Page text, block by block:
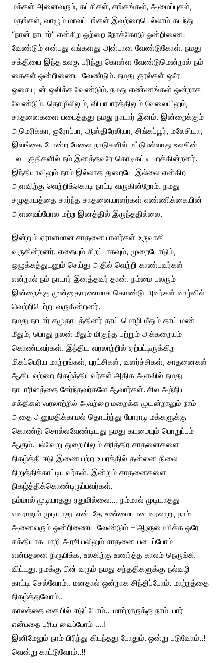
மக்கள் அனைவரும், கட்சிகள், சங்கங்கள், அமைப்புகள்,
மதங்கள், வாழும் மாவட்டங்கள் இவற்றையெல்லாம் கடந்து
“நான் நாடார்” என்கிற ஒற்றை நோக்கோடு ஒன்றிணைய
வேண்டும் என்பது எங்களது அன்பான வேண்டுகோள். நமது
சக்தியை இந்த உலகு புரிந்து கொள்ள வேண்டுமென்றால் நம்
கைகள் ஒன்றிணைய வேண்டும். நமது குரல்கள் ஒரே
ஓசையுடன் ஒலிக்க வேண்டும். நமது எண்ணங்கள் ஒன்றாக
வேண்டும். தொழிலிலும், வியாபாரத்திலும் வேலையிலும்,
சாதனைகளை படைத்தது நமது நாடார் இனம். இன்றைக்கும்
அமெரிக்கா, ஐரோப்பா, ஆஸ்திரேலியா, சிங்கப்பூர், மலேசியா,
இலங்கை போன்ற மேலை நாடுகளில் மட்டுமல்லாது உலகின்
பல பகுதிகளில் நம் இனத்தவரே கொடிகட்டி பறக்கின்றனர்.
இந்தியாவிலும் நாம் இல்லாத துறையே இல்லை என்கிற
அளவிற்கு வெற்றிக்கொடி நாட்டி வருகின்றோம். நமது
சமுதாயத்தை சார்ந்த சாதனையாளர்கள் எண்ணிக்கையின்
அளவைப்போல மற்ற இனத்தில் இருந்ததில்லை.
இன்றும் ஏராளமான சாதனையாளர்கள் உருவாகி
வருகின்றனர். எதையும் சிறப்பாகவும், முறையோடும்,
ஒழுக்கத்துடனும் செய்து அதில் வெற்றி காண்பவர்கள்
என்றால் நம் நாடார் இனத்தவர் தான். நம்மை பலரும்
இன்றைக்கு முன்னுதாரணமாக கொண்டு அவர்கள் வாழ்வில்
வெற்றிபெற்று வருகின்றனர்.
நமது நாடார் சமுதாயத்தினர் தாய் மொழி மீதும் தாய் மண்
மீதும், பொது நலன் மீதும் மிகுந்த பற்றும் அக்கறையும்
கொண்டவர்கள். இந்திய வரலாற்றில் ஏற்பட்டிருக்கிற
மிகப்பெரிய மாற்றங்கள், புரட்சிகள், வளர்ச்சிகள், சாதனைகள்
ஆகியவற்றை நிகழ்த்தியவர்கள் அதிக அளவில் நமது
நாடாரினத்தை சேர்ந்தவர்களே ஆவார்கள். சில அந்நிய
சக்திகள் வரலாற்றில் அவற்றை மறைக்க முயன்றாலும் நாம்
அதை அனுமதிக்காமல் தொடர்ந்து போராடி மக்களுக்கு
கொண்டு சொல்லவேண்டியது நமது கடமையும் பொறுப்பும்
ஆகும். பல்வேறு துறையிலும் சரித்திர சாதனைகளை
நிகழ்த்தி ஈடு இணையற்ற உயரத்தில் தன்னை நிலை
நிறுத்திக்காட்டியவர்கள். இன்றும் சாதனைகளை
நிகழ்த்திக்கொண்டிருப்பவர்கள்.
நம்மால் முடியாதது ஏதுமில்லை…. நம்மால் முடியாதது
எவராலும் முடியாது. என்பதே உண்மையான வரலாறு, நாம்
அனைவரும் ஒன்றிணைய வேண்டும் – ஆளுமைமிக்க ஒரே
சக்தியாக மாறி அரசியலிலும் சாதனை படைப்போம்
என்பதனை நிரூபிக்க, உலகிற்கு உணர்த்த காலம் நெருங்கி
விட்டது. நமக்கு பின் வரும் நமது சந்ததிகளுக்கு நல்வழி
காட்டி செல்வோம்.. மனதால் ஒன்றாக சிந்திப்போம். மாற்றத்தை
நிகழ்த்துவோம்..
காலத்தை கையில் எடுப்போம்..! மாற்றாருக்கு நாம் யார்
என்பதை புரிய வைப்போம் ….!
இனிமேலும் நாம் பிரிந்து கிடந்தது போதும். ஒன்று படுவோம்..!
வென்று காட்டுவோம்..!!